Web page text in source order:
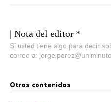
| Nota del editor *
Si usted tiene algo para decir
correo a:
Otros contenidos